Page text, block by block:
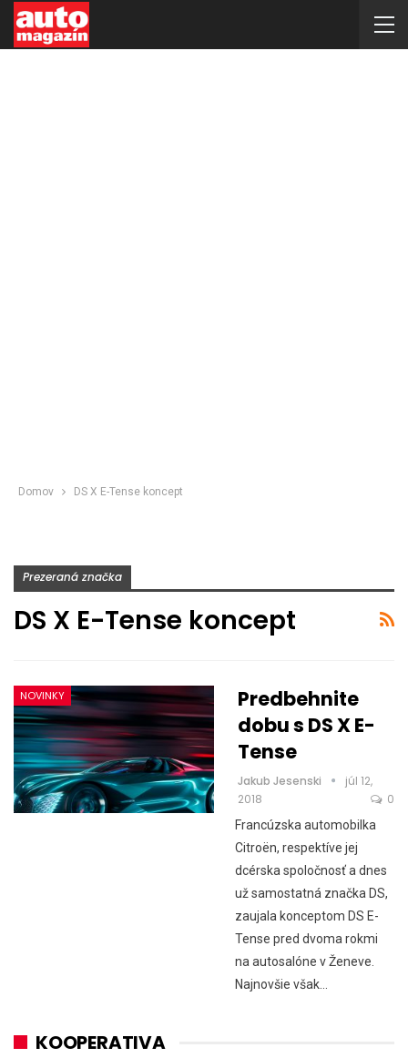
Domov DS X E-Tense koncept
Prezeraná značka
DS X E-Tense koncept
NOVINKY
Predbehnite
dobu s DS X E-
Tense
Jakub Jesenski
júl 12,
2018
0
Francúzska automobilka
Citroën, respektíve jej
dcérska spoločnosť a dnes
už samostatná značka DS,
zaujala konceptom DS E-
Tense pred dvoma rokmi
na autosalóne v Ženeve.
Najnovšie však…
KOOPERATIVA